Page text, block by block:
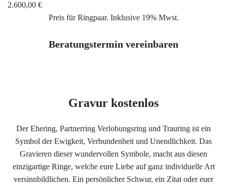
2.600,00 €
Preis für Ringpaar. Inklusive 19% Mwst.
Beratungstermin vereinbaren
Gravur kostenlos
Der Ehering, Partnerring Verlobungsring und Trauring ist ein
Symbol der Ewigkeit, Verbundenheit und Unendlichkeit. Das
Gravieren dieser wundervollen Symbole, macht aus diesen
einzigartige Ringe, welche eure Liebe auf ganz individuelle Art
versinnbildlichen. Ein persönlicher Schwur, ein Zitat oder euer
Kostenlose Gravur
Kontakt
Datenschutzerklärung
Impressum
Individuelle Trauringe